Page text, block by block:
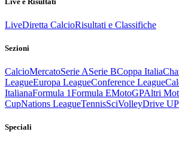
LiveDiretta CalcioRisultati e Classifiche
Sezioni
CalcioMercatoSerie ASerie BCoppa Italia
LeagueEuropa LeagueConference League
ItalianaFormula 1Formula EMotoGPAltri
CupNations LeagueTennisSciVolleyDrive UP
Speciali